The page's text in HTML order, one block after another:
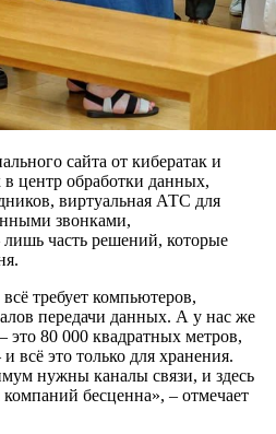
сайта от кибератак и
центр обработки данных,
виртуальная АТС для
звонками,
часть решений, которые
требует компьютеров,
передачи данных. А у нас же
80 000 квадратных метров,
всё это только для хранения.
нужны каналы связи, и здесь
бесценна», – отмечает